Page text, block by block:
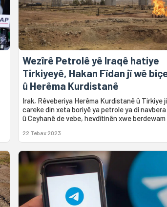
Wezîrê Petrolê yê Iraqê hatiye
Tirkiyeyê, Hakan Fîdan jî wê
û Herêma Kurdistanê
Irak, Rêveberiya Herêma Kurdistanê û Tirkiye
careke din xeta boriyê ya petrole ya di
û Ceyhanê de vebe, hevdîtinên xwe berdewam
22 Tebax 2023